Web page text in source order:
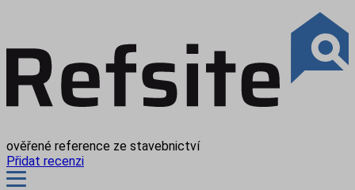
ověřené reference ze stavebnictví
Přidat recenzi